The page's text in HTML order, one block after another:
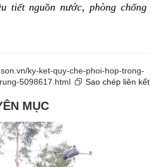
tiết nguồn nước, phòng chống
ky-ket-quy-che-phoi-hop-trong-
5098617.html
Sao chép liên kết
MỤC